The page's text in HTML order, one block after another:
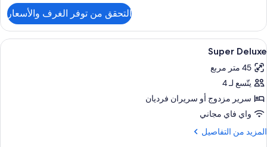
دفع
المياه
(Grand
Jacuzzi
Suite)
جناح
واسع
-
فرديان
منفصلان
بحوض
استحمام
دفع
التحقق من توفر الغرف والأسعار
استعراض
جميع
صور
Super
Deluxe
أغطية فراش متميزة وميني بار وخزنة
5
Super Deluxe
45 متر مربع
يتّسع لـ 4
سرير مزدوج‫‬ أو سريران فرديان
واي فاي مجاني
المزيد من التفاصيل
المزيد